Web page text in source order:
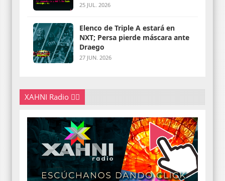
25 JUL. 2026
Elenco de Triple A estará en
NXT; Persa pierde máscara ante
Draego
27 JUN. 2026
XAHNI Radio 👇🏽